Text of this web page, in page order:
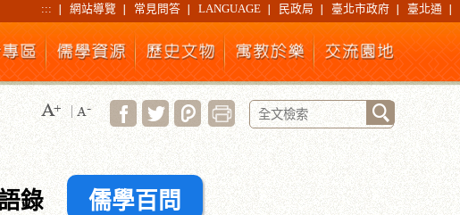
::: 網站導覽 常見問答 LANGUAGE 民政局 臺北市政府 臺北通
錄 儒學百問